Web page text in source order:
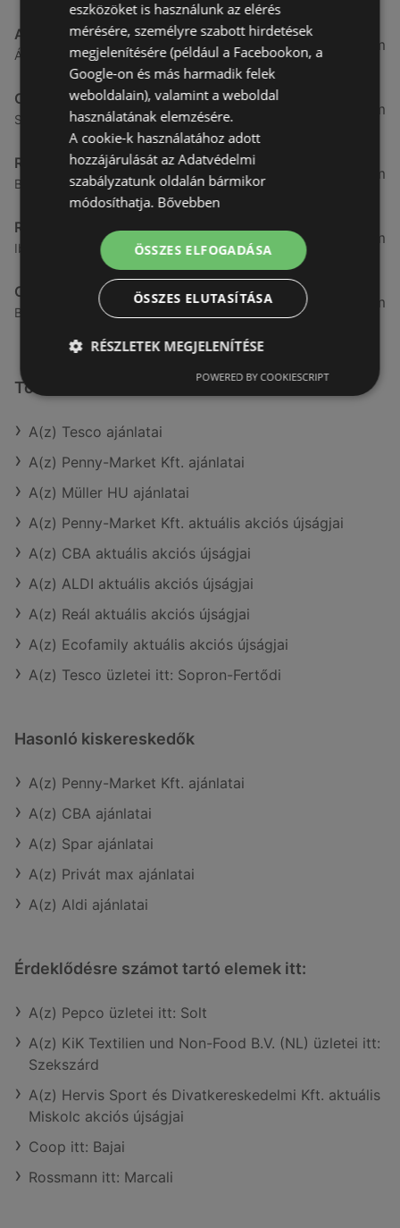
ALDI
Ágfalvi út 4/a, 9400 Sopron
3,26 km
CBA
Somfalvi u. 14., 9400 Sopron
3,31 km
Reál
Besenyő u. 16., 9400 Sopron
3,32 km
Reál
Ibolya út 15., 9400 Sopron
3,41 km
CBA
Bánfalvi u. 14, 9400 Sopron
3,58 km
További linkek
A(z) Tesco ajánlatai
A(z) Penny-Market Kft. ajánlatai
A(z) Müller HU ajánlatai
A(z) Penny-Market Kft. aktuális akciós újságjai
A(z) CBA aktuális akciós újságjai
A(z) ALDI aktuális akciós újságjai
A(z) Reál aktuális akciós újságjai
A(z) Ecofamily aktuális akciós újságjai
A(z) Tesco üzletei itt: Sopron-Fertődi
Hasonló kiskereskedők
A(z) Penny-Market Kft. ajánlatai
A(z) CBA ajánlatai
A(z) Spar ajánlatai
A(z) Privát max ajánlatai
A(z) Aldi ajánlatai
Érdeklődésre számot tartó elemek itt:
A(z) Pepco üzletei itt: Solt
A(z) KiK Textilien und Non-Food B.V. (NL) üzletei itt:
Szekszárd
A(z) Hervis Sport és Divatkereskedelmi Kft. aktuális
Miskolc akciós újságjai
Coop itt: Bajai
Rossmann itt: Marcali
eszközöket is használunk az elérés
mérésére, személyre szabott hirdetések
megjelenítésére (például a Facebookon, a
Google-on és más harmadik felek
weboldalain), valamint a weboldal
használatának elemzésére.
A cookie-k használatához adott
hozzájárulását az Adatvédelmi
szabályzatunk oldalán bármikor
módosíthatja. Bővebben
ÖSSZES ELFOGADÁSA
ÖSSZES ELUTASÍTÁSA
RÉSZLETEK MEGJELENÍTÉSE
POWERED BY COOKIESCRIPT